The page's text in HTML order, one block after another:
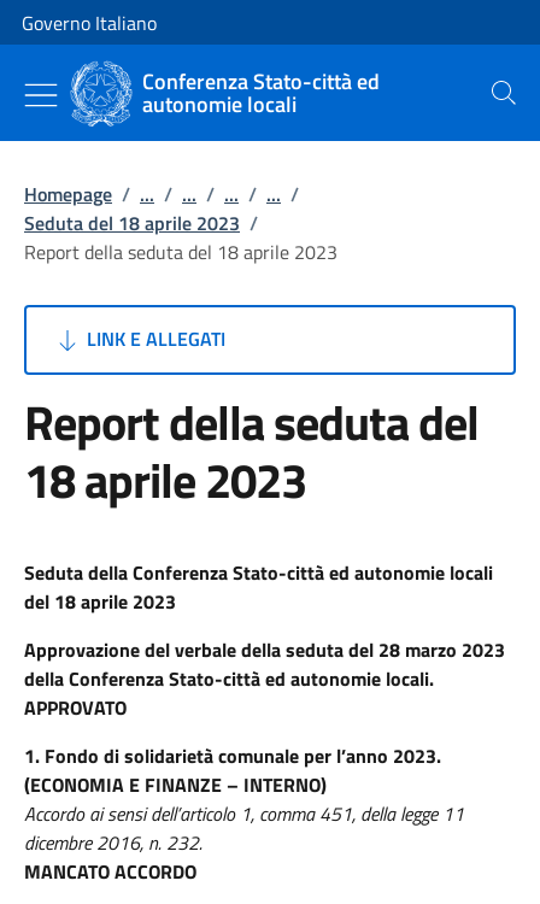
Vai al contenuto
Vai alla navigazione del sito
Governo Italiano
Conferenza Stato-città ed
autonomie locali Cerca
Homepage / ... / ... / ... / ... /
Seduta del 18 aprile 2023 /
Report della seduta del 18 aprile 2023
LINK E ALLEGATI
Report della seduta del
18 aprile 2023
Seduta dellaConferenza Stato-città ed autonomie locali
del 18 aprile 2023
Approvazione del verbale della seduta del 28 marzo 2023
della Conferenza Stato-città ed autonomie locali.
APPROVATO
1. Fondo di solidarietà comunale per l’anno 2023.
(ECONOMIA E FINANZE – INTERNO)
Accordo ai sensi dell’articolo 1, comma 451, della legge 11
dicembre 2016, n. 232.
MANCATO ACCORDO